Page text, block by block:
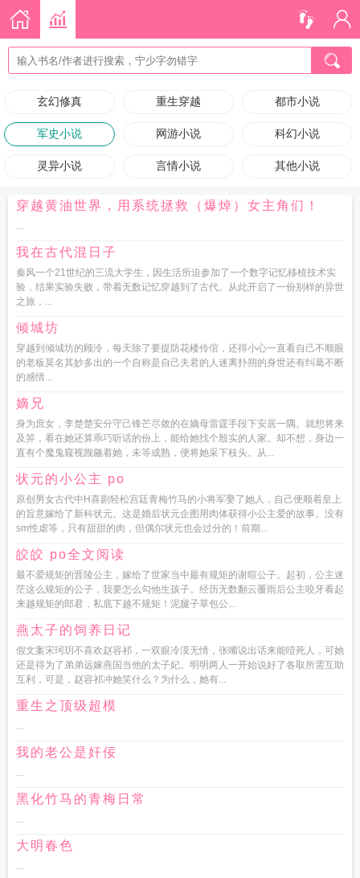
玄幻修真 重生穿越 都市小说
军史小说 网游小说 科幻小说
灵异小说 言情小说 其他小说
穿越黄油世界，用系统拯救（爆焯）女主角们！
...
我在古代混日子
秦风一个21世纪的三流大学生，因生活所迫参加了一个数字记忆移植技术实
验，结果实验失败，带着无数记忆穿越到了古代。从此开启了一份别样的异世
之旅，...
倾城坊
穿越到倾城坊的顾泠，每天除了要提防花楼伶倌，还得小心一直看自己不顺眼
的老板莫名其妙多出的一个自称是自己夫君的人迷离扑朔的身世还有纠葛不断
的感情...
嫡兄
身为庶女，李楚楚安分守己锋芒尽敛的在嫡母雷霆手段下安居一隅。就想将来
及笄，看在她还算乖巧听话的份上，能给她找个殷实的人家。却不想，身边一
直有个魔鬼窥视觊觎着她，未等成熟，便将她采下枝头。从...
状元的小公主 po
原创男女古代中H喜剧轻松宫廷青梅竹马的小将军娶了她人，自己便顺着皇上
的旨意嫁给了新科状元。这是婚后状元企图用肉体获得小公主爱的故事。没有
sm性虐等，只有甜甜的肉，但偶尔状元也会过分的！前期...
皎皎 po全文阅读
最不爱规矩的晋陵公主，嫁给了世家当中最有规矩的谢暄公子。起初，公主迷
茫这么规矩的公子，我要怎么勾他生孩子。经历无数翻云覆雨后公主咬牙看起
来越规矩的郎君，私底下越不规矩！泥腿子草包公...
燕太子的饲养日记
假文案宋珂玥不喜欢赵容祁，一双眼冷漠无情，张嘴说出话来能噎死人，可她
还是得为了弟弟远嫁燕国当他的太子妃。明明两人一开始说好了各取所需互助
互利，可是，赵容祁冲她笑什么？为什么，她有...
重生之顶级超模
...
我的老公是奸佞
...
黑化竹马的青梅日常
...
大明春色
...